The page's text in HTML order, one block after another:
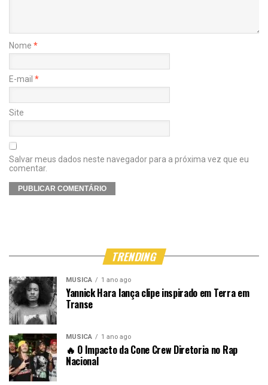
Nome *
E-mail *
Site
Salvar meus dados neste navegador para a próxima vez que eu
comentar.
TRENDING
MÚSICA 1 ano ago
Yannick Hara lança clipe inspirado em Terra em
Transe
MÚSICA 1 ano ago
🔥 O Impacto da Cone Crew Diretoria no Rap
Nacional